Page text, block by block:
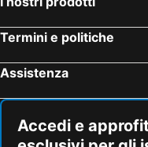
Termini e politiche
Assistenza
Accedi e